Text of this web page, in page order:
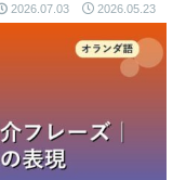
2026.07.03 2026.05.23